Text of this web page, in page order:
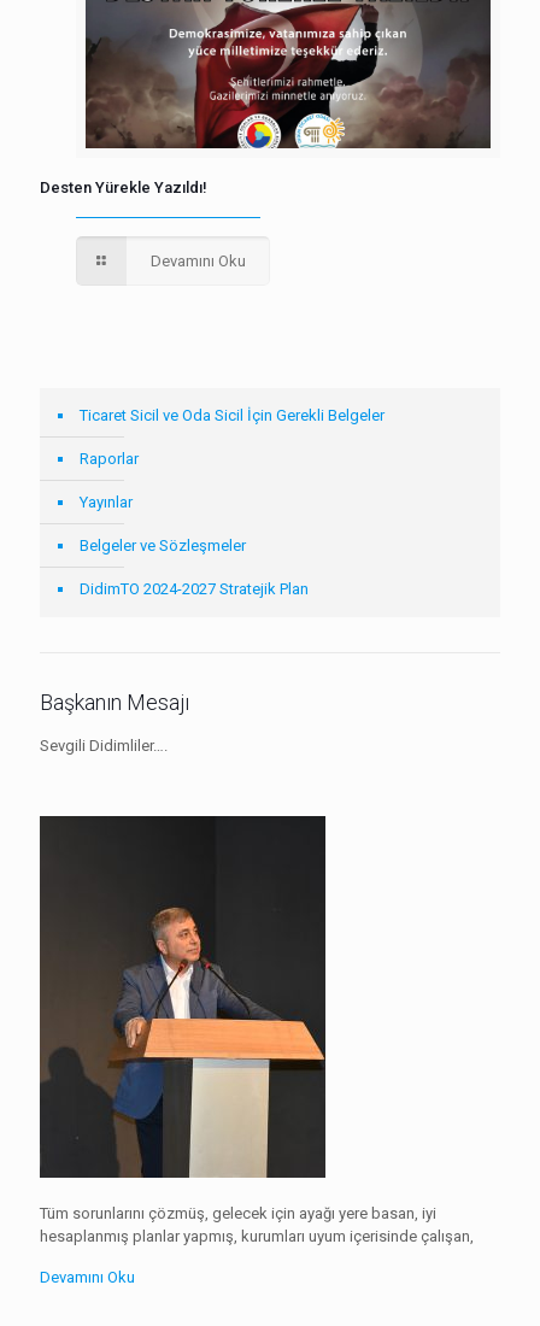
Desten Yürekle Yazıldı!
Devamını Oku
Ticaret Sicil ve Oda Sicil İçin Gerekli Belgeler
Raporlar
Yayınlar
Belgeler ve Sözleşmeler
DidimTO 2024-2027 Stratejik Plan
Başkanın Mesajı
Sevgili Didimliler….
Tüm sorunlarını çözmüş, gelecek için ayağı yere basan, iyi
hesaplanmış planlar yapmış, kurumları uyum içerisinde çalışan,
Devamını Oku